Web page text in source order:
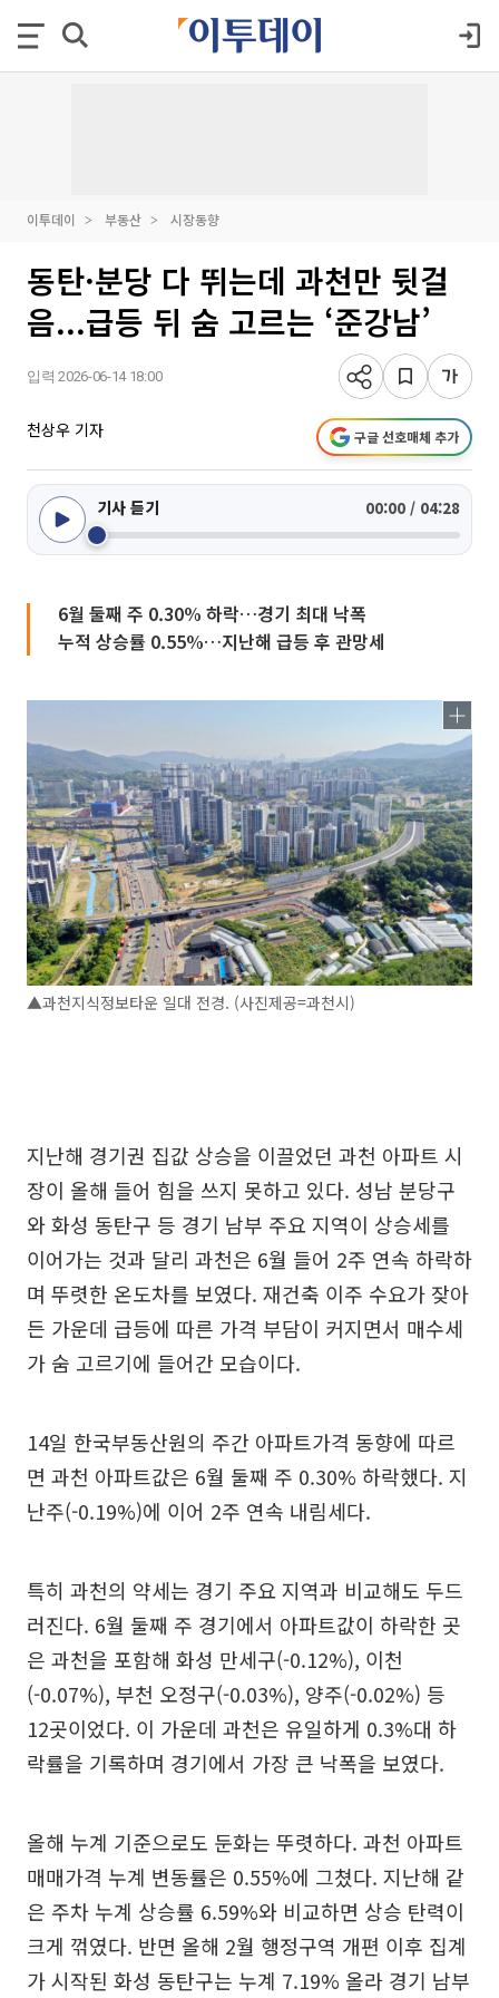
이투데이 부동산 시장동향
동탄·분당 다 뛰는데 과천만 뒷걸
음...급등 뒤 숨 고르는 ‘준강남’
입력 2026-06-14 18:00
천상우 기자 구글 선호매체 추가
기사 듣기 00:00 / 04:28
6월 둘째 주 0.30% 하락…경기 최대 낙폭
누적 상승률 0.55%…지난해 급등 후 관망세
▲과천지식정보타운 일대 전경. (사진제공=과천시)
지난해 경기권 집값 상승을 이끌었던 과천 아파트 시
장이 올해 들어 힘을 쓰지 못하고 있다. 성남 분당구
와 화성 동탄구 등 경기 남부 주요 지역이 상승세를
이어가는 것과 달리 과천은 6월 들어 2주 연속 하락하
며 뚜렷한 온도차를 보였다. 재건축 이주 수요가 잦아
든 가운데 급등에 따른 가격 부담이 커지면서 매수세
가 숨 고르기에 들어간 모습이다.
14일 한국부동산원의 주간 아파트가격 동향에 따르
면 과천 아파트값은 6월 둘째 주 0.30% 하락했다. 지
난주(-0.19%)에 이어 2주 연속 내림세다.
특히 과천의 약세는 경기 주요 지역과 비교해도 두드
러진다. 6월 둘째 주 경기에서 아파트값이 하락한 곳
은 과천을 포함해 화성 만세구(-0.12%), 이천
(-0.07%), 부천 오정구(-0.03%), 양주(-0.02%) 등
12곳이었다. 이 가운데 과천은 유일하게 0.3%대 하
락률을 기록하며 경기에서 가장 큰 낙폭을 보였다.
올해 누계 기준으로도 둔화는 뚜렷하다. 과천 아파트
매매가격 누계 변동률은 0.55%에 그쳤다. 지난해 같
은 주차 누계 상승률 6.59%와 비교하면 상승 탄력이
크게 꺾였다. 반면 올해 2월 행정구역 개편 이후 집계
가 시작된 화성 동탄구는 누계 7.19% 올라 경기 남부